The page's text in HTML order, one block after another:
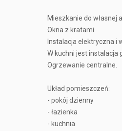
Mieszkanie do własnej
Okna z kratami.
Instalacja elektryczna i
W kuchni jest instalacja
Ogrzewanie centralne.
Układ pomieszczeń:
- pokój dzienny
- łazienka
- kuchnia